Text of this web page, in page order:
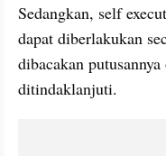
Sedangkan, self
dapat diberlakukan
dibacakan
ditindaklanjuti.